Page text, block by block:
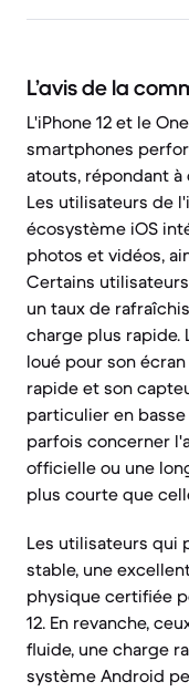
L’avis de la
L'iPhone 12 et le
smartphones
atouts, répondant
Les utilisateurs de
écosystème iOS
photos et vidéos,
Certains
un taux de
charge plus rapide.
loué pour son
rapide et son
particulier en
parfois concerner
officielle ou une
plus courte que
Les utilisateurs qui
stable, une
physique certifiée
12. En revanche,
fluide, une charge
système Android